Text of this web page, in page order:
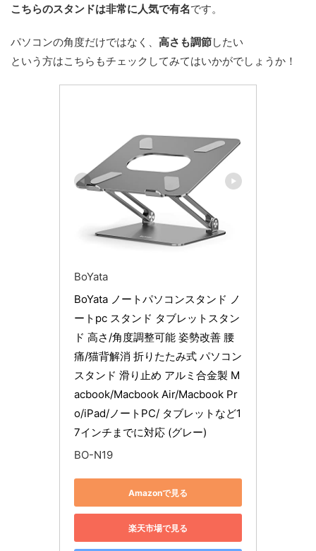
こちらのスタンドは非常に人気で有名です。
パソコンの角度だけではなく、 高さも調節したい
という方はこちらもチェックしてみてはいかがでしょうか！
BoYata
BoYata ノートパソコンスタンド ノ
ートpc スタンド タブレットスタン
ド 高さ/角度調整可能 姿勢改善 腰
痛/猫背解消 折りたたみ式 パソコン
スタンド 滑り止め アルミ合金製 M
acbook/Macbook Air/Macbook Pr
o/iPad/ノートPC/ タブレットなど1
7インチまでに対応 (グレー)
BO-N19
Amazonで見る
楽天市場で見る